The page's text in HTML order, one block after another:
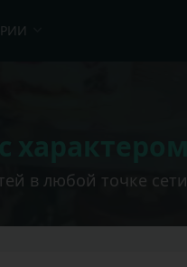
в любой точке сети